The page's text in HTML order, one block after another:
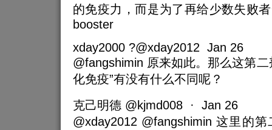
的免疫力，而是为了再给少数失败
booster
xday2000 ?@xday2012 Jan 26
@fangshimin 原来如此。那么这第
化免疫”有没有什么不同呢？
克己明德 @kjmd008 · Jan 26
@xday2012 @fangshimin 这里的